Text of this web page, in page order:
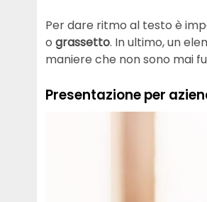
Per dare ritmo al testo è
o grassetto. In ultimo, un
maniere che non sono mai
Presentazione per